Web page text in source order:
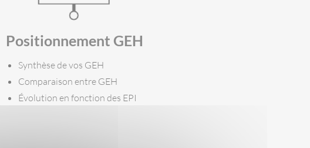
Positionnement GEH
Synthèse de vos GEH
Comparaison entre GEH
Évolution en fonction des EPI